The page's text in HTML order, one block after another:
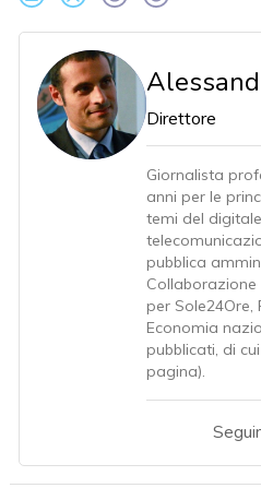
Direttore
Giornalista
anni per le
temi del
pubblica
per Sole24Ore,
Economia
pubblicati, di
pagina).